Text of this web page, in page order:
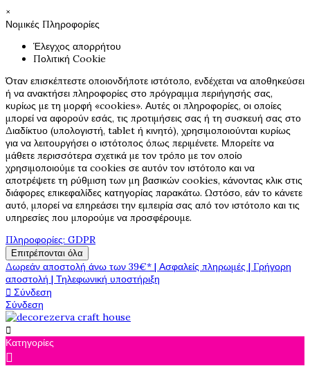
×
Νομικές Πληροφορίες
Έλεγχος απορρήτου
Πολιτική Cookie
Όταν επισκέπτεστε οποιονδήποτε ιστότοπο, ενδέχεται να αποθηκεύσει
ή να ανακτήσει πληροφορίες στο πρόγραμμα περιήγησής σας,
κυρίως με τη μορφή «cookies». Αυτές οι πληροφορίες, οι οποίες
μπορεί να αφορούν εσάς, τις προτιμήσεις σας ή τη συσκευή σας στο
Διαδίκτυο (υπολογιστή, tablet ή κινητό), χρησιμοποιούνται κυρίως
για να λειτουργήσει ο ιστότοπος όπως περιμένετε. Μπορείτε να
μάθετε περισσότερα σχετικά με τον τρόπο με τον οποίο
χρησιμοποιούμε τα cookies σε αυτόν τον ιστότοπο και να
αποτρέψετε τη ρύθμιση των μη βασικών cookies, κάνοντας κλικ στις
διάφορες επικεφαλίδες κατηγορίας παρακάτω. Ωστόσο, εάν το κάνετε
αυτό, μπορεί να επηρεάσει την εμπειρία σας από τον ιστότοπο και τις
υπηρεσίες που μπορούμε να προσφέρουμε.
Πληροφορίες: GDPR
Επιτρέπονται όλα
Δωρεάν αποστολή άνω των 39€* | Ασφαλείς πληρωμές | Γρήγορη
αποστολή | Τηλεφωνική υποστήριξη
 Σύνδεση
Σύνδεση

Κατηγορίες
